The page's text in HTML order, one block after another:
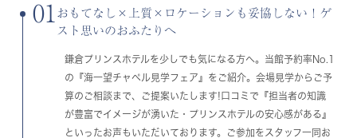
01
おもてなし×上質×ロケーションも妥協しない！ゲ
スト思いのおふたりへ
鎌倉プリンスホテルを少しでも気になる方へ。当館予約率No.1
の『海一望チャペル見学フェア』をご紹介。会場見学からご予
算のご相談まで、ご提案いたします!口コミで『担当者の知識
が豊富でイメージが湧いた・プリンスホテルの安心感がある』
といったお声もいただいております。ご参加をスタッフ一同お